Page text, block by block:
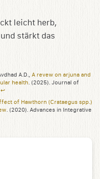
A.D., A revew on arjuna and
health. (2025). Journal of
↩︎
of Hawthorn (Crataegus spp.)
. (2020). Advances in Integrative